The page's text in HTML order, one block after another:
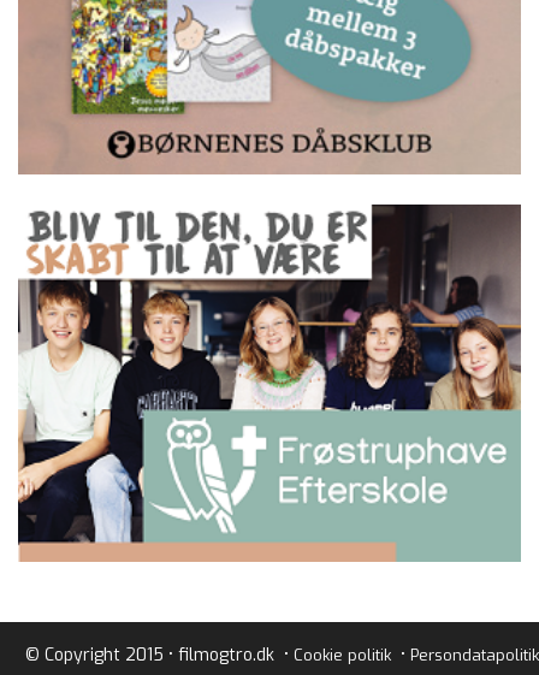
© Copyright 2015 • filmogtro.dk • Cookie politik• Persondatapolitik